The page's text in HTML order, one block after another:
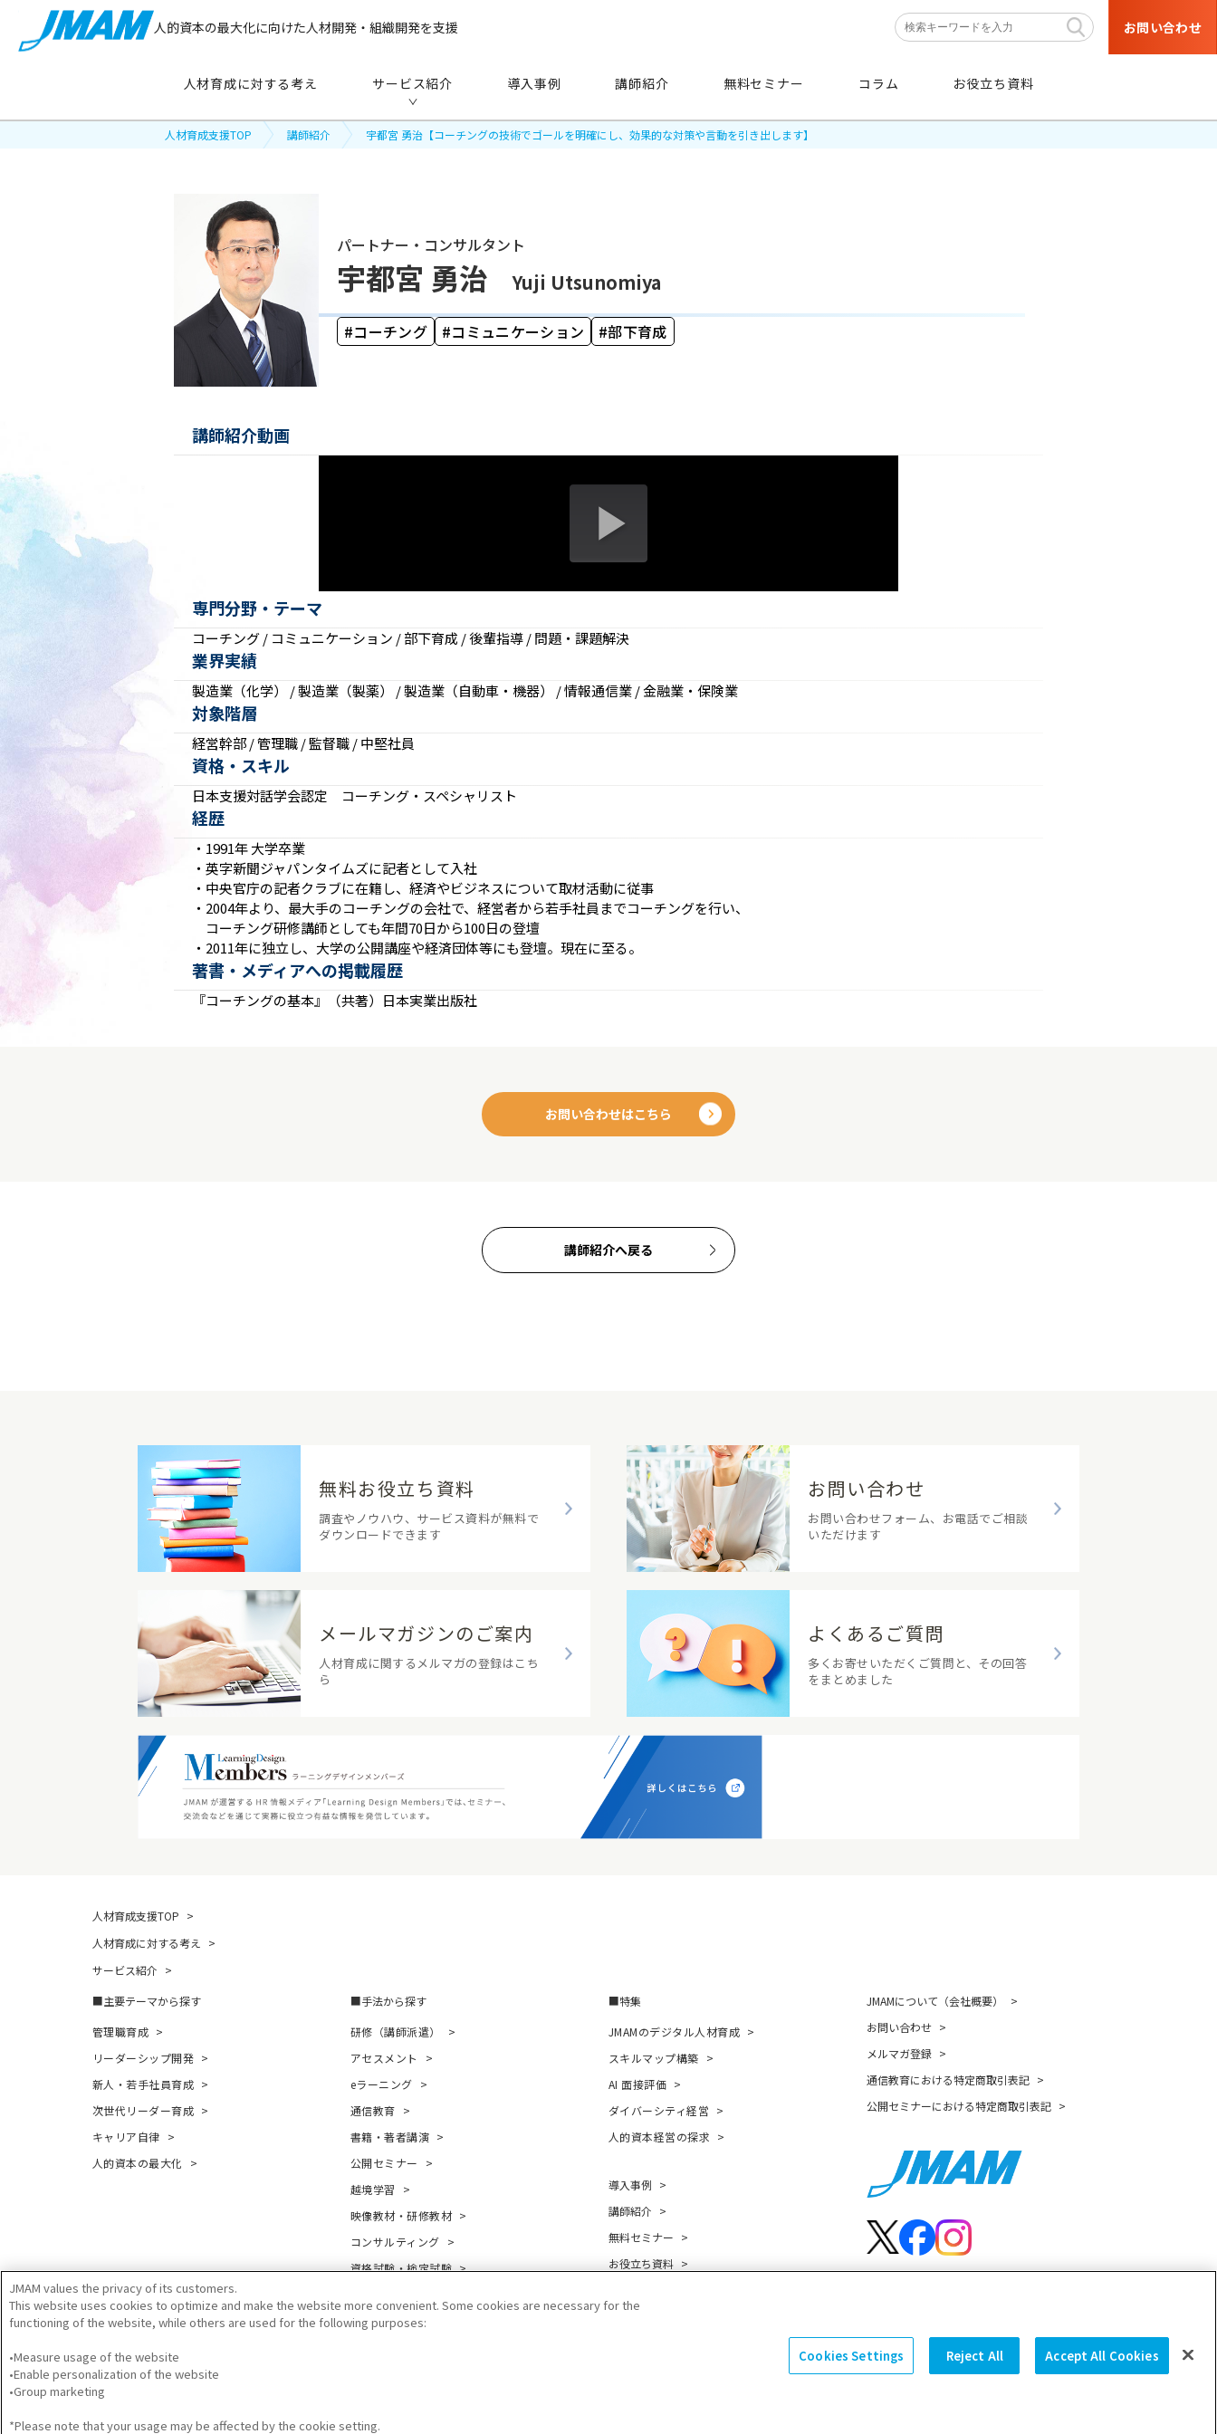
人的資本の最大化に向けた人材開発・組織開発を支援 お問い合わせ
人材育成に対する考え サービス紹介
から探す
新人・若手社員育成
手法から探す
研修（講師派遣）
アセスメント
公開セミナー
越境学習
階層・職種などの育成対象者や
導入事例 講師紹介 無料セミナー コラム お役立ち資料
人材育成支援TOP 講師紹介 宇都宮 勇治【コーチングの技術でゴールを明確にし、効果的な対策や言動を引き出します】
パートナー・コンサルタント
宇都宮 勇治 Yuji Utsunomiya
コーチング コミュニケーション 部下育成
講師紹介動画
専門分野・テーマ
コーチング / コミュニケーション / 部下育成 / 後輩指導 / 問題・課題解決
業界実績
製造業（化学） / 製造業（製薬） / 製造業（自動車・機器） / 情報通信業 / 金融業・保険業
対象階層
経営幹部 / 管理職 / 監督職 / 中堅社員
資格・スキル
日本支援対話学会認定 コーチング・スペシャリスト
経歴
・1991年 大学卒業
・英字新聞ジャパンタイムズに記者として入社
・中央官庁の記者クラブに在籍し、経済やビジネスについて取材活動に従事
・2004年より、最大手のコーチングの会社で、経営者から若手社員までコーチングを行い、
コーチング研修講師としても年間70日から100日の登壇
・2011年に独立し、大学の公開講座や経済団体等にも登壇。現在に至る。
著書・メディアへの掲載履歴
『コーチングの基本』（共著）日本実業出版社
お問い合わせはこちら
講師紹介へ戻る
無料お役立ち資料
調査やノウハウ、サービス資料が無料で
ダウンロードできます
お問い合わせ
お問い合わせフォーム、お電話でご相談
いただけます
メールマガジンのご案内
人材育成に関するメルマガの登録はこち
ら
よくあるご質問
多くお寄せいただくご質問と、その回答
をまとめました
人材育成支援TOP
人材育成に対する考え
サービス紹介
主要テーマから探す
管理職育成
リーダーシップ開発
新人・若手社員育成
次世代リーダー育成
キャリア自律
人的資本の最大化
手法から探す
研修（講師派遣）
アセスメント
eラーニング
通信教育
書籍・著者講演
公開セミナー
越境学習
映像教材・研修教材
コンサルティング
資格試験・検定試験
特集
JMAMのデジタル人材育成
スキルマップ構築
AI 面接評価
ダイバーシティ経営
人的資本経営の探求
導入事例
講師紹介
無料セミナー
お役立ち資料
JMAMについて（会社概要）
お問い合わせ
メルマガ登録
通信教育における特定商取引表記
公開セミナーにおける特定商取引表記
JMAM values the privacy of its customers.
This website uses cookies to optimize and make the website more convenient. Some cookies are necessary for the
functioning of the website, while others are used for the following purposes:
•Measure usage of the website
•Enable personalization of the website
•Group marketing
*Please note that your usage may be affected by the cookie setting.
Cookies Settings Reject All Accept All Cookies